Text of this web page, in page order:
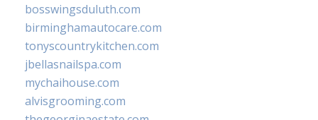
bosswingsduluth.com
birminghamautocare.com
tonyscountrykitchen.com
jbellasnailspa.com
mychaihouse.com
alvisgrooming.com